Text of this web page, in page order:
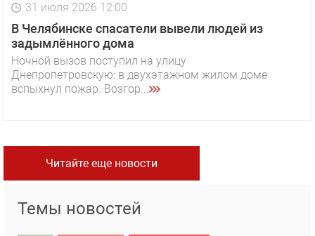
31 июля 2026 12:00
В Челябинске спасатели вывели людей из
задымлённого дома
Ночной вызов поступил на улицу
Днепропетровскую: в двухэтажном жилом доме
вспыхнул пожар. Возгор...
Читайте еще новости
Темы новостей